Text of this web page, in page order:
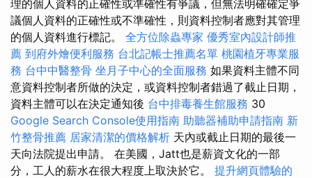
理的個人資料的正確性或準確性有爭議，但無法明確確定爭
議個人資料的正確性或不準確性，則資料控制者應對其管理
的個人資料進行標記。 全方位除蟲專家 優秀室內設計師推
薦 到府外燴便利服務 台北記帳士推薦名單 桃園植牙專業服
務 台中中醫整骨 坐月子中心的全面服務 如果資料主體不同
意資料控制者所做的決定，或資料控制者錯過了截止日期，
資料主體可以在決定通知後 台中排毒養生館服務 30
Google Search Console使用指南 助聽器補助申請指南 新
竹整骨推薦 居家清潔的價格解析 天內或截止日期的最後一
天向法院提出申請。 在美國，Jatt也是薪資文化的一部
分，工人的薪水在很大程度上取決於它。 提升網頁體驗的